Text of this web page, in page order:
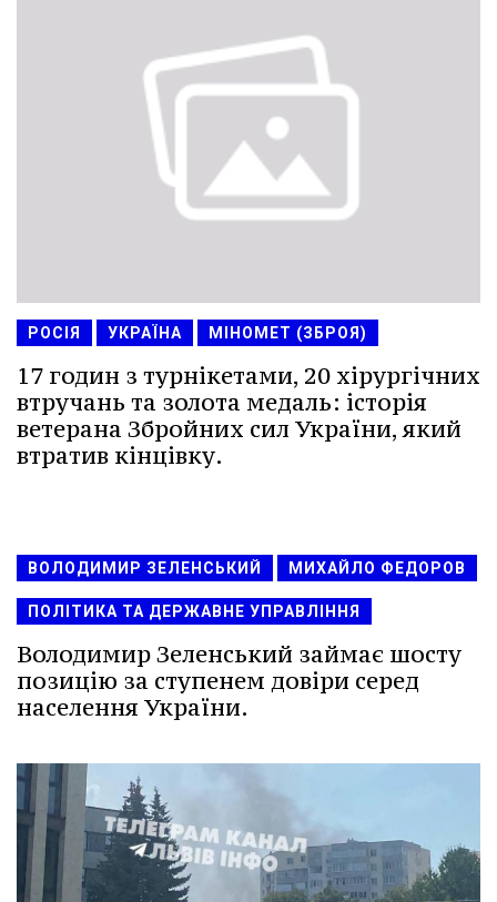
РОСІЯ УКРАЇНА МІНОМЕТ (ЗБРОЯ)
17 годин з турнікетами, 20 хірургічних
втручань та золота медаль: історія
ветерана Збройних сил України, який
втратив кінцівку.
ВОЛОДИМИР ЗЕЛЕНСЬКИЙ МИХАЙЛО ФЕДОРОВ
ПОЛІТИКА ТА ДЕРЖАВНЕ УПРАВЛІННЯ
Володимир Зеленський займає шосту
позицію за ступенем довіри серед
населення України.